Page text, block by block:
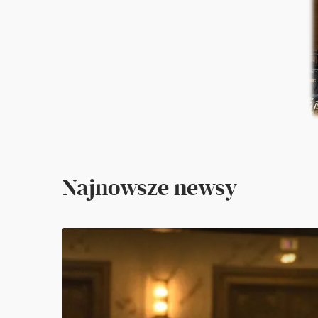
Najnowsze newsy